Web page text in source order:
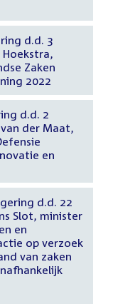
d.d. 3
Hoekstra,
Zaken
2022
d.d. 2
der Maat,
en
d.d. 22
Slot, minister
en
op verzoek
van zaken